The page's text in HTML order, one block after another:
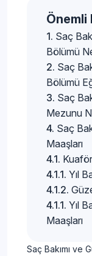
Önemli
Saç
Bölümü
Saç
Bölümü
Saç
Mezunu
Saç
Maaşları
Yıl
Yıl
Maaşları
Saç Bakımı ve